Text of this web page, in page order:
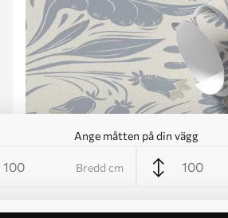
Ange måtten på din vägg
Bredd cm